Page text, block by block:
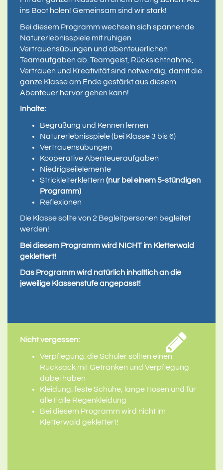
ins Boot holen! Gemeinsam sind wir stark!
Bei diesem Programm wechseln sich spannende
Naturerlebnisspiele mit ruhigen
Vertrauensübungen und abenteuerlichen
Teamaufgaben ab. Teamgeist, Rücksichtnahme,
Vertrauen und Kreativität sind notwendig, damit die
ganze Klasse am Ende gestärkt aus diesem
Abenteuer hervor gehen kann!
Inhalte:
Begrüßung und Kennen lernen
Naturerlebnisspiele (bei Klasse 3 bis 6)
Vertrauensübungen
Kooperative Abenteueraufgaben
Niedrigseilelemente
Strickleiterklettern (nur bei einem 5-stündigen
Programm)
Reflexionen
Die Klasse sollte von 2 Begleitpersonen begleitet
werden!
Bei diesem Programm wird NICHT im Kletterwald
geklettert!
Das Programm wird natürlich inhaltlich an die
jeweilige Klassenstufe angepasst!
Nicht vergessen:
Verpflegung: die Schüler sollten einen
Rucksack mit Getränken und Verpflegung
dabei haben
Kleidung: feste Schuhe, lange Hosen und für
alle Fälle Regenkleidung
Bei diesem Programm wird nicht im
Kletterwald geklettert!